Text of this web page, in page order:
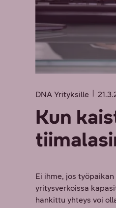
DNA Yrityksille
Kun
Ei ihme, jos
yritysverkoissa
hankittu yhteys voi